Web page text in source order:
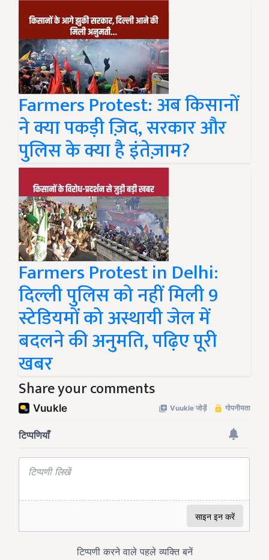
Farmers Protest: अब किसानों
ने क्या पकड़ी ज़िद, सरकार और
पुलिस के क्या है इंतेज़ाम?
Farmers Protest in Delhi:
दिल्ली पुलिस को नहीं मिली 9
स्टेडियमों को अस्थायी जेल में
बदलने की अनुमति, पढ़िए पूरी
खबर
Share your comments